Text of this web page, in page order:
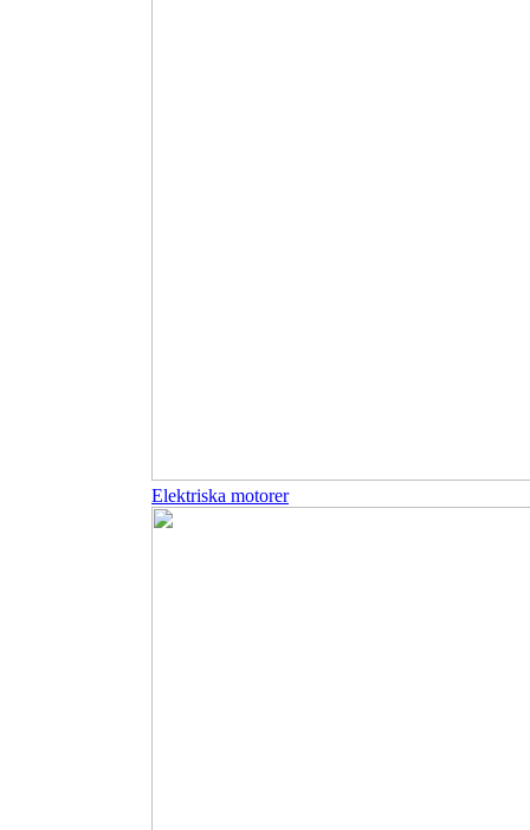
Elektriska motorer